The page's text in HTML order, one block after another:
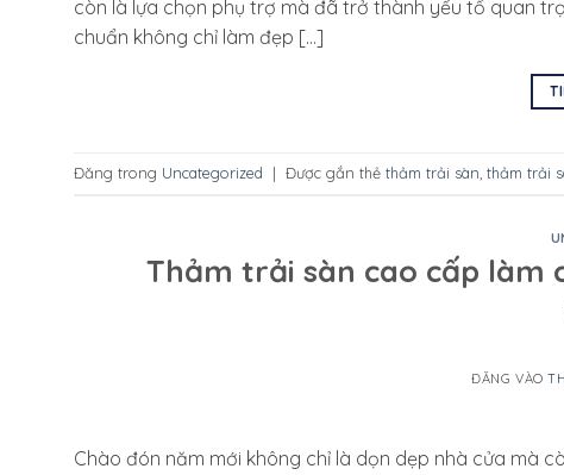
còn là lựa chọn phụ trợ mà đã trở thành yếu tố quan
chuẩn không chỉ làm đẹp […]
Đăng trong Uncategorized | Được gắn thẻ thảm trải sàn thảm trải
Thảm trải sàn cao cấp làm
ĐĂNG VÀO
Chào đón năm mới không chỉ là dọn dẹp nhà cửa mà